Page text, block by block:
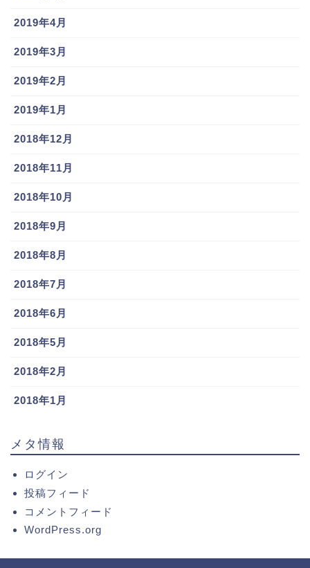
2019年4月
2019年3月
2019年2月
2019年1月
2018年12月
2018年11月
2018年10月
2018年9月
2018年8月
2018年7月
2018年6月
2018年5月
2018年2月
2018年1月
メタ情報
ログイン
投稿フィード
コメントフィード
WordPress.org